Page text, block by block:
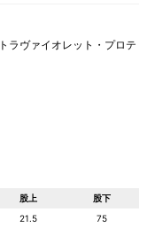
ラヴァイオレット・プロテ
股上
股下
21.5
75